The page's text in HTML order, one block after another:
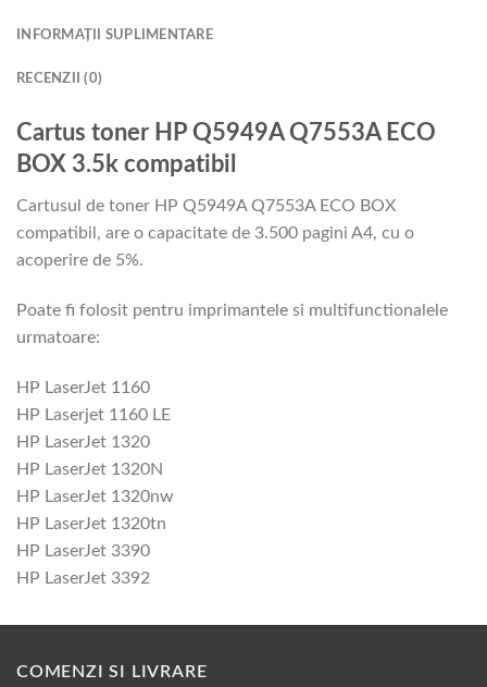
INFORMAȚII SUPLIMENTARE
RECENZII (0)
Cartus toner HP Q5949A Q7553A ECO
BOX 3.5k compatibil
Cartusul de toner HP Q5949A Q7553A ECO BOX
compatibil, are o capacitate de 3.500 pagini A4, cu o
acoperire de 5%.
Poate fi folosit pentru imprimantele si multifunctionalele
urmatoare:
HP LaserJet 1160
HP Laserjet 1160 LE
HP LaserJet 1320
HP LaserJet 1320N
HP LaserJet 1320nw
HP LaserJet 1320tn
HP LaserJet 3390
HP LaserJet 3392
COMENZI SI LIVRARE